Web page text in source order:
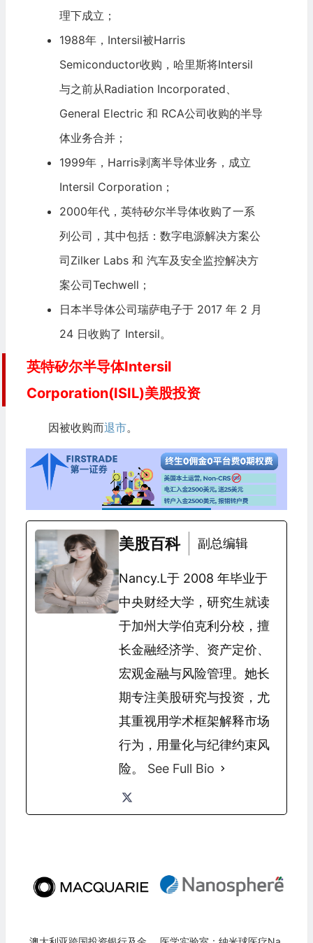
理下成立；
1988年，Intersil被Harris
Semiconductor收购，哈里斯将Intersil
与之前从Radiation Incorporated、
General Electric 和 RCA公司收购的半导
体业务合并；
1999年，Harris剥离半导体业务，成立
Intersil Corporation；
2000年代，英特矽尔半导体收购了一系
列公司，其中包括：数字电源解决方案公
司Zilker Labs 和 汽车及安全监控解决方
案公司Techwell；
日本半导体公司瑞萨电子于 2017 年 2 月
24 日收购了 Intersil。
英特矽尔半导体Intersil
Corporation(ISIL)美股投资
因被收购而退市。
美股百科 副总编辑
Nancy.L于 2008 年毕业于
中央财经大学，研究生就读
于加州大学伯克利分校，擅
长金融经济学、资产定价、
宏观金融与风险管理。她长
期专注美股研究与投资，尤
其重视用学术框架解释市场
行为，用量化与纪律约束风
险。 See Full Bio